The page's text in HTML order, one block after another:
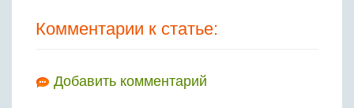
Комментарии к статье:
Добавить комментарий